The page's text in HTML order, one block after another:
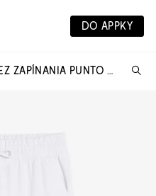
DO APPKY
POHODLNÉ NOHAVICE BEZ ZAPÍNANIA PUNTO DI ROMA